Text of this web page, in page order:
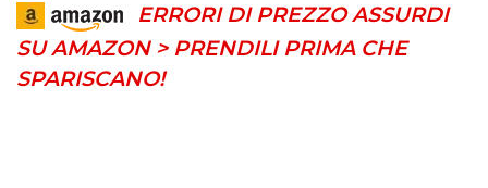
ERRORI DI PREZZO ASSURDI
SU AMAZON > PRENDILI PRIMA CHE
SPARISCANO!